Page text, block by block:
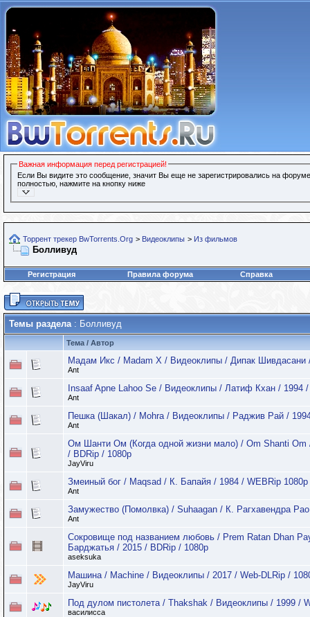
Важная информация перед регистрацией!
Если Вы видите это сообщение, значит Вы еще не зарегистрировались на
полностью, нажмите на кнопку ниже
Торрент трекер BwTorrents.Org > Видеоклипы > Из фильмов
Болливуд
Регистрация Правила форума Справка
Темы раздела: Болливуд
Тема / Автор
Мадам Икс / Madam X / Видеоклипы / Дипак Шивдасани
Ant
Insaaf Apne Lahoo Se / Видеоклипы / Латиф Кхан / 1994
Ant
Пешка (Шакал) / Mohra / Видеоклипы / Раджив Рай /
Ant
Ом Шанти Ом (Когда одной жизни мало) / Om Shanti
/ BDRip / 1080p
JayViru
Змеиный бог / Maqsad / К. Бапайя / 1984 / WEBRip 1080p
Ant
Замужество (Помолвка) / Suhaagan / К. Рагхавендра
Ant
Сокровище под названием любовь / Prem Ratan Dhan
Барджатья / 2015 / BDRip / 1080p
aseksuka
Машина / Machine / Видеоклипы / 2017 / Web-DLRip /
JayViru
Под дулом пистолета / Thakshak / Видеоклипы / 1999 /
василисса